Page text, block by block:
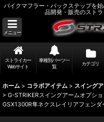
バイクマフラー・バックステップを
品開発・販売のスト
メニュー
ストライカー
Webサイト
車種別パーツ一
覧
カテゴリ
ホーム > コラボアイテム > スイング
> G-STRIKERスイングアームオプシ
GSX1300R隼ネクスレイリアフェンダ